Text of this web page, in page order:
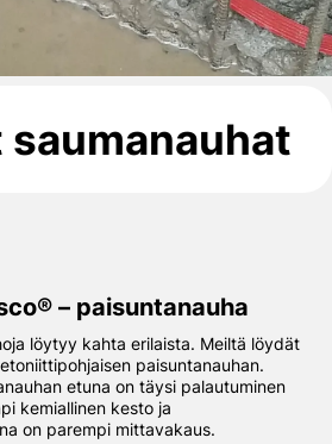
saumanauhat
– paisuntanauha
löytyy kahta erilaista. Meiltä löydät
paisuntanauhan.
etuna on täysi palautuminen
kemiallinen kesto ja
on parempi mittavakaus.